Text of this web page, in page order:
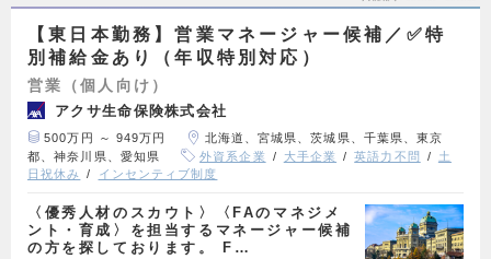
【東日本勤務】営業マネージャー候補／✅特
別補給金あり（年収特別対応）
営業（個人向け）
アクサ生命保険株式会社
500万円 ～ 949万円
北海道、宮城県、茨城県、千葉県、東京
都、神奈川県、愛知県
外資系企業 大手企業 英語力不問
土
日祝休み
インセンティブ制度
〈優秀人材のスカウト〉〈FAのマネジメ
ント・育成〉を担当するマネージャー候補
の方を探しております。 F…